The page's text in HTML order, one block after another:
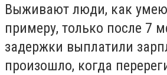
Выживают люди, как
примеру, только после 7
задержки выплатили
произошло, когда